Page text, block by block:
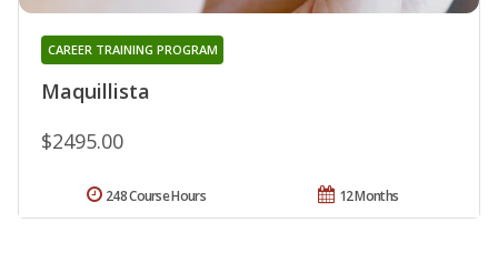
Maquillista
CAREER TRAINING PROGRAM
$2495.00
12 Months
248 Course Hours